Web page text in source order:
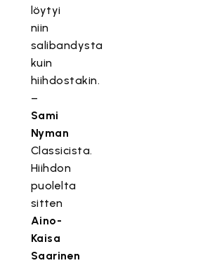
löytyi
niin
salibandysta
kuin
hiihdostakin.
–
Sami
Nyman
Classicista.
Hiihdon
puolelta
sitten
Aino-
Kaisa
Saarinen